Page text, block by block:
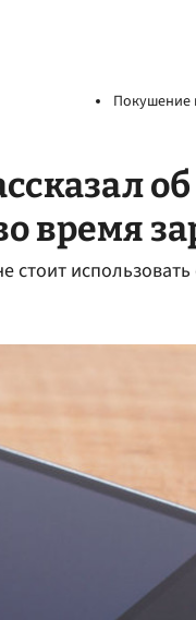
Покушение
время
стоит